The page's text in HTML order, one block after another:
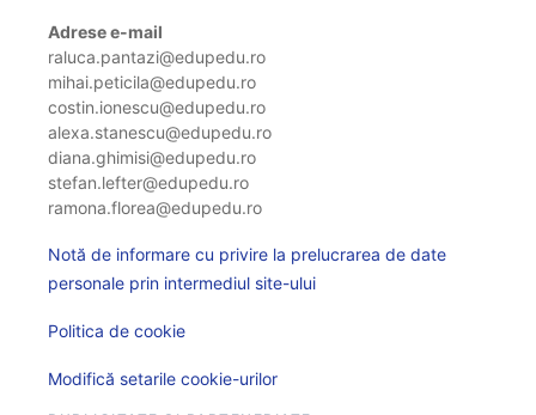
Adrese e-mail
raluca.pantazi@edupedu.ro
mihai.peticila@edupedu.ro
costin.ionescu@edupedu.ro
alexa.stanescu@edupedu.ro
diana.ghimisi@edupedu.ro
stefan.lefter@edupedu.ro
ramona.florea@edupedu.ro
Notă de informare cu privire la prelucrarea de date
personale prin intermediul site-ului
Politica de cookie
Modifică setarile cookie-urilor